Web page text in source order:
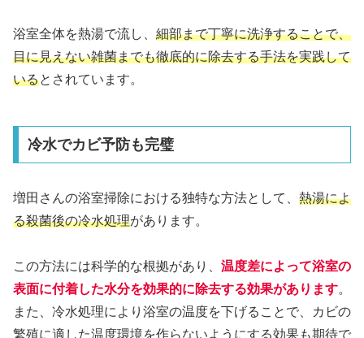
浴室全体を熱湯で流し、 細部まで丁寧に洗浄することで、
目に見えない雑菌までも徹底的に除去する手法を実践して
いるとされています。
冷水でカビ予防も完璧
増田さんの浴室掃除における独特な方法として、 熱湯によ
る殺菌後の冷水処理があります。
この方法には科学的な根拠があり、 温度差によって浴室の
表面に付着した水分を効果的に除去する効果があります。
また、冷水処理により浴室の温度を下げることで、カビの
繁殖に適した温度環境を作らないようにする効果も期待で